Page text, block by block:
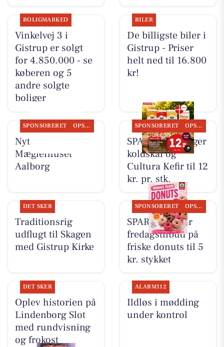
BOLIGMARKED
Vinkelvej 3 i
Gistrup er solgt
for 4.850.000 - se
køberen og 5
andre solgte
boliger
BILER
De billigste biler i
Gistrup - Priser
helt ned til 16.800
kr!
SPONSORERET OPSLAGSTAVLEN
Nyt fra
Mæglerhuset
Aalborg
SPONSORERET OPSLAGSTAVLEN
SPAR Visse sælger
koldskål og
Cultura Kefir til 12
kr. pr. stk.
DET SKER
Traditionsrig
udflugt til Skagen
med Gistrup Kirke
SPONSORERET OPSLAGSTAVLEN
SPAR Visse har
fredagstilbud på
friske donuts til 5
kr. stykket
DET SKER
Oplev historien på
Lindenborg Slot
med rundvisning
og frokost
ALARM112
Ildløs i mødding
under kontrol